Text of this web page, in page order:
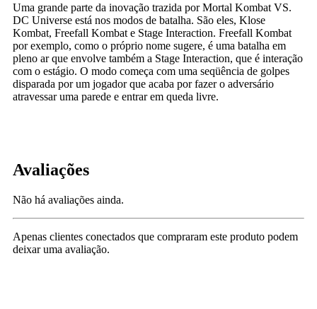
Uma grande parte da inovação trazida por Mortal Kombat VS.
DC Universe está nos modos de batalha. São eles, Klose
Kombat, Freefall Kombat e Stage Interaction. Freefall Kombat
por exemplo, como o próprio nome sugere, é uma batalha em
pleno ar que envolve também a Stage Interaction, que é interação
com o estágio. O modo começa com uma seqüência de golpes
disparada por um jogador que acaba por fazer o adversário
atravessar uma parede e entrar em queda livre.
Avaliações
Não há avaliações ainda.
Apenas clientes conectados que compraram este produto podem
deixar uma avaliação.